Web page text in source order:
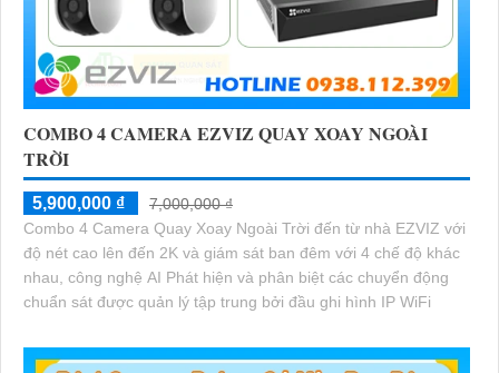
COMBO 4 CAMERA EZVIZ QUAY XOAY NGOÀI
TRỜI
5,900,000 ₫
7,000,000 ₫
Combo 4 Camera Quay Xoay Ngoài Trời đến từ nhà EZVIZ với
độ nét cao lên đến 2K và giám sát ban đêm với 4 chế độ khác
nhau, công nghệ AI Phát hiện và phân biệt các chuyển động
chuẩn sát được quản lý tập trung bởi đầu ghi hình IP WiFi